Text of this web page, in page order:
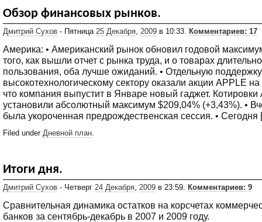
Обзор финансовых рынков.
Дмитрий Сухов - Пятница 25 Декабря 2009 в 10:33. Комментариев: 17
Америка: • Американский рынок обновил годовой
того, как вышли отчет с рынка труда, и о товарах
пользования, оба лучше ожиданий. • Отдельную поддержку
высокотехнологическому сектору оказали акции APPLE на
что компания выпустит в Январе новый гаджет. Котировки
установили абсолютный максимум $209,04% (+3,43%). •
была укороченная предрождественская сессия. •
Filed under Дневной план.
Итоги дня.
Дмитрий Сухов - Четверг 24 Декабря 2009 в 23:59. Комментариев: 9
Сравнительная динамика остатков на корсчетах
банков за сентябрь-декабрь в 2007 и 2009 году.